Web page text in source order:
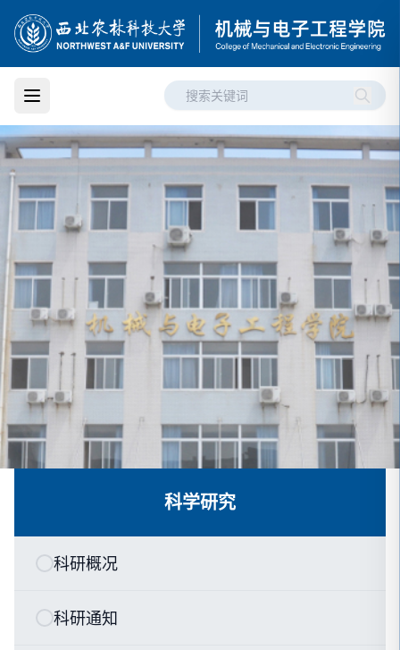
科学研究
科研概况
科研通知